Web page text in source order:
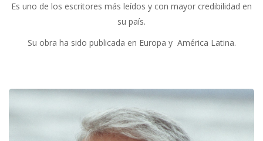
Es uno de los escritores más leídos y con mayor credibilidad en
su país.
Su obra ha sido publicada en Europa y América Latina.